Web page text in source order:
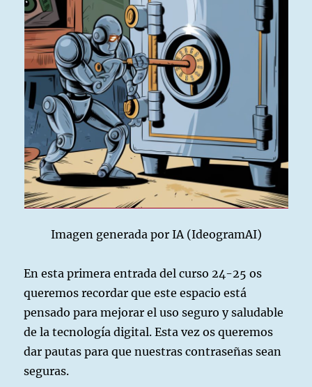
Imagen generada por IA (IdeogramAI)
En esta primera entrada del curso 24-25 os
queremos recordar que este espacio está
pensado para mejorar el uso seguro y saludable
de la tecnología digital. Esta vez os queremos
dar pautas para que nuestras contraseñas sean
seguras.